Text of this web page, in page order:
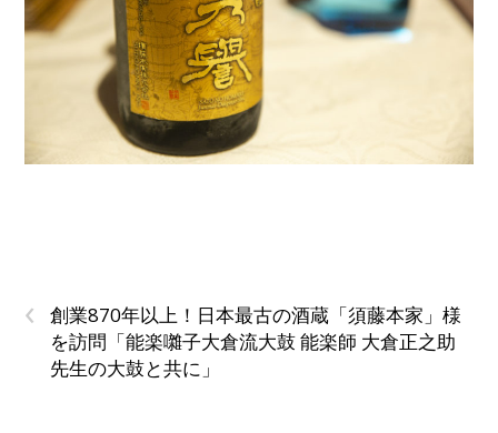
‹
創業870年以上！日本最古の酒蔵「須藤本家」様
を訪問「能楽囃子大倉流大鼓 能楽師 大倉正之助
先生の大鼓と共に」